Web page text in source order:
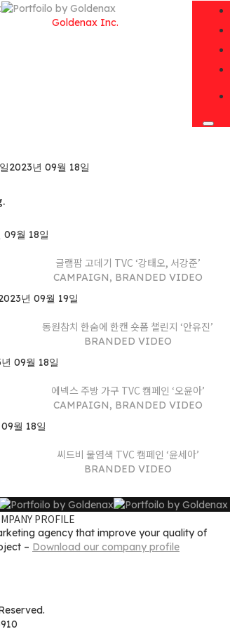
2010 byGoldenax Inc.
2023년 09월 18일
09월 18일
글램팜 고데기 TVC ‘강태오, 서강준’
CAMPAIGN, BRANDED VIDEO
년 09월 19일
동원참치 한숨에 한캔 숏폼 챌린지 ‘안유진’
BRANDED VIDEO
09월 18일
에넥스 주방 가구 TVC 캠페인 ‘오윤아’
CAMPAIGN, BRANDED VIDEO
월 18일
씨드비 물염색 TVC 캠페인 ‘윤세아’
BRANDED VIDEO
PROFILE
agency that improve your quality of
– Download our company profile